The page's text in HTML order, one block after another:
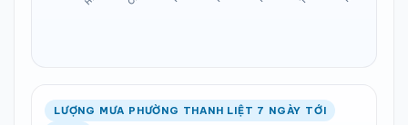
LƯỢNG MƯA PHƯỜNG THANH LIỆT 7 NGÀY TỚI